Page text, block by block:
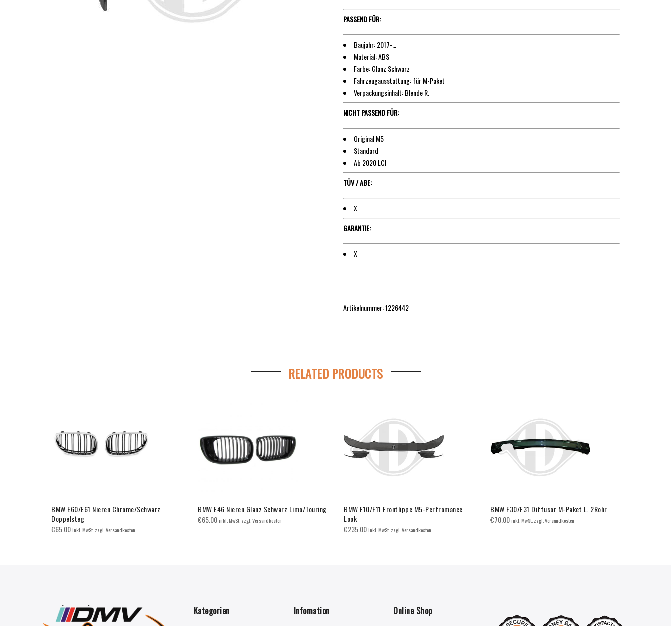
PASSEND FÜR:
Baujahr: 2017-…
Material: ABS
Farbe: Glanz Schwarz
Fahrzeugausstattung: für M-Paket
Verpackungsinhalt: Blende R.
NICHT PASSEND FÜR:
Original M5
Standard
Ab 2020 LCI
TÜV / ABE:
X
GARANTIE:
X
Artikelnummer: 1226442
RELATED PRODUCTS
BMW E60/E61 Nieren Chrome/Schwarz
Doppelsteg
€65.00inkl. MwSt. zzgl. Versandkosten
BMW E46 Nieren Glanz Schwarz Limo/Touring
€65.00inkl. MwSt. zzgl. Versandkosten
BMW F10/F11 Frontlippe M5-Perfromance
Look
€235.00inkl. MwSt. zzgl. Versandkosten
BMW F30/F31 Diffusor M-Paket L. 2Rohr
€70.00inkl. MwSt. zzgl. Versandkosten
Kategorien Infomation Online Shop